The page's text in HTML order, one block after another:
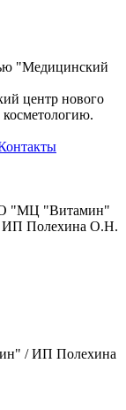
"Медицинский
центр нового
"МЦ "Витамин"
ИП Полехина О.Н.
/ ИП Полехина